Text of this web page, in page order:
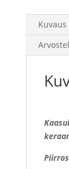
Kuvaus
Piirros